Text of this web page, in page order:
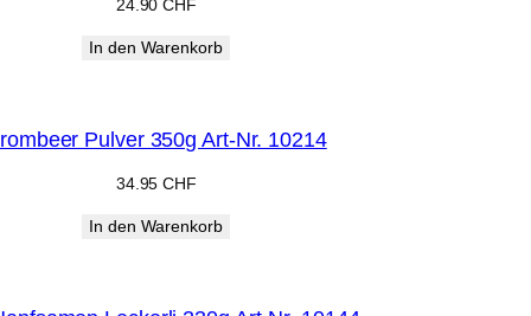
24.90CHF
In den Warenkorb
Pulver 350g Art-Nr. 10214
34.95CHF
In den Warenkorb